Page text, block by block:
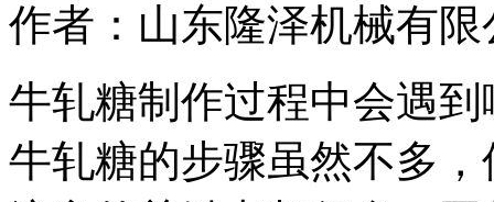
作者：山东隆泽机械有限
牛轧糖制作过程中会遇
牛轧糖的步骤虽然不多